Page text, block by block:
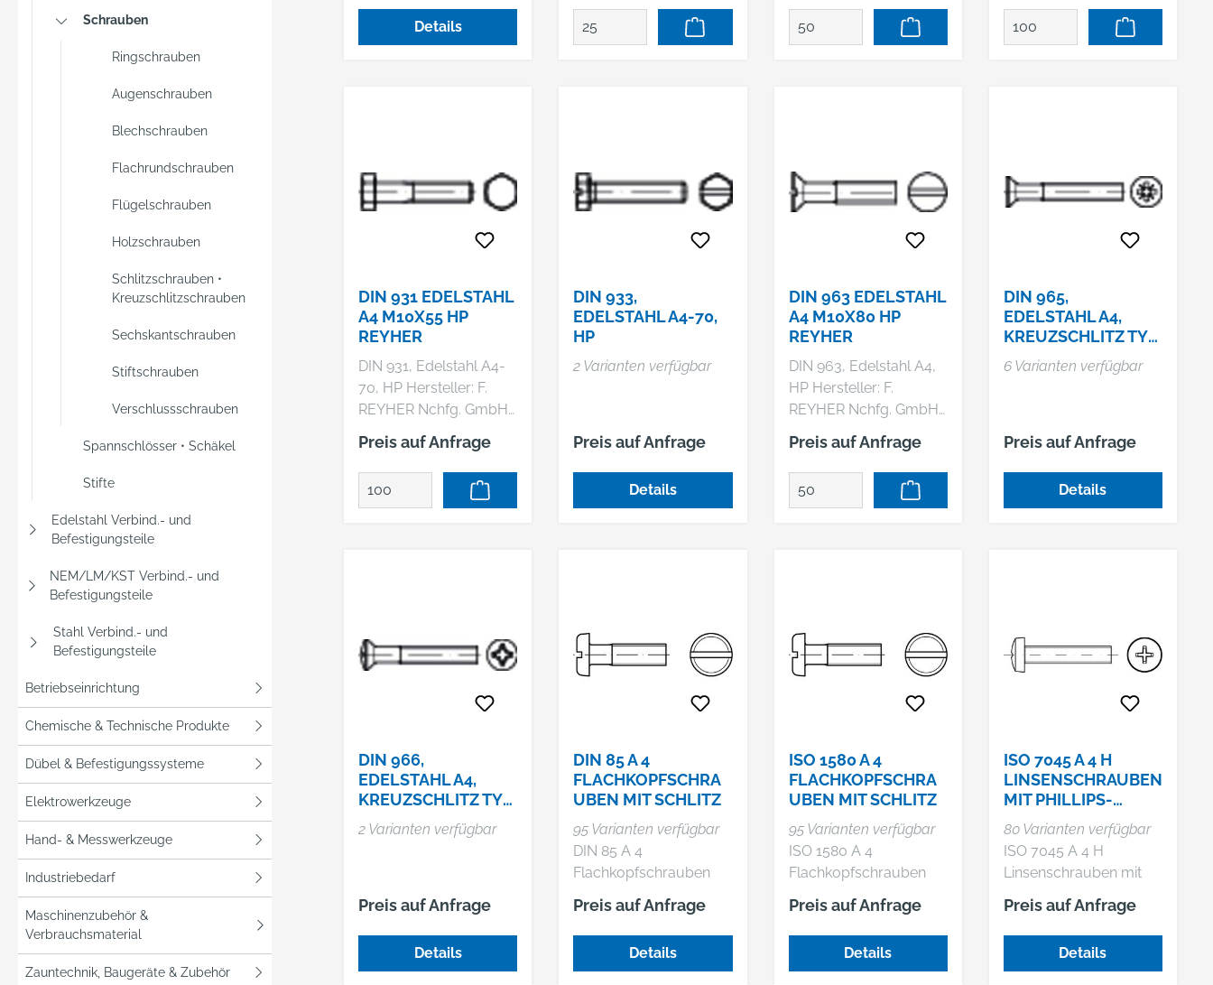
Schrauben
Ringschrauben
Augenschrauben
Blechschrauben
Flachrundschrauben
Flügelschrauben
Holzschrauben
Schlitzschrauben •
Kreuzschlitzschrauben
Sechskantschrauben
Stiftschrauben
Verschlussschrauben
Spannschlösser • Schäkel
Stifte
Edelstahl Verbind.- und
Befestigungsteile
NEM/LM/KST Verbind.- und
Befestigungsteile
Stahl Verbind.- und
Befestigungsteile
Betriebseinrichtung
Chemische & Technische Produkte
Dübel & Befestigungssysteme
Elektrowerkzeuge
Hand- & Messwerkzeuge
Industriebedarf
Maschinenzubehör &
Verbrauchsmaterial
Zauntechnik, Baugeräte & Zubehör
Kreuzschlitz H
Details
Hamburg, DE,
+4940853630,
+4940853630,
mail@reyher.de DIN
VE=S (50 Stück)
+4940853630,
mail@reyher.de DIN 912
DIN 931 EDELSTAHL
A4 M10X55 HP
REYHER
DIN 931, Edelstahl A4-
70, HP Hersteller: F.
REYHER Nchfg. GmbH
22769 Hamburg, DE,
+4940853630,
mail@reyher.de DIN 931
Preis auf Anfrage
DIN 933,
EDELSTAHL A4-70,
HP
2 Varianten verfügbar
Preis auf Anfrage
Details
DIN 963 EDELSTAHL
A4 M10X80 HP
REYHER
DIN 963, Edelstahl A4,
HP Hersteller: F.
REYHER Nchfg. GmbH
22769 Hamburg, DE,
+4940853630,
mail@reyher.de DIN 963
Preis auf Anfrage
DIN 965,
EDELSTAHL A4,
KREUZSCHLITZ TYP
H, HP
6 Varianten verfügbar
Preis auf Anfrage
Details
DIN 966,
EDELSTAHL A4,
KREUZSCHLITZ TYP
H, HP
2 Varianten verfügbar
Preis auf Anfrage
Details
DIN 85 A 4
FLACHKOPFSCHRA
UBEN MIT SCHLITZ
95 Varianten verfügbar
DIN 85 A 4
Flachkopfschrauben
Preis auf Anfrage
Details
ISO 1580 A 4
FLACHKOPFSCHRA
UBEN MIT SCHLITZ
95 Varianten verfügbar
ISO 1580 A 4
Flachkopfschrauben
Preis auf Anfrage
Details
ISO 7045 A 4 H
LINSENSCHRAUBEN
MIT PHILLIPS-
KREUZSCHLITZ H
80 Varianten verfügbar
ISO 7045 A 4 H
Linsenschrauben mit
Preis auf Anfrage
Details